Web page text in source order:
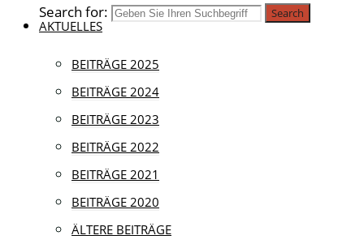
Search for: Search
AKTUELLES
BEITRÄGE 2025
BEITRÄGE 2024
BEITRÄGE 2023
BEITRÄGE 2022
BEITRÄGE 2021
BEITRÄGE 2020
ÄLTERE BEITRÄGE